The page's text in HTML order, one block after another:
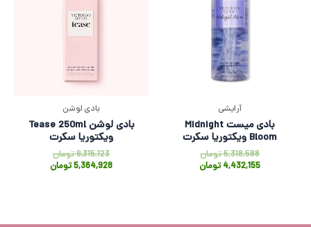
آرایشی
بادی میست Midnight
Bloom ویکتوریا سکرت
5,318,588تومان
4,432,155تومان
بادی لوشن
بادی لوشن Tease 250ml
ویکتوریا سکرت
9,315,123تومان
5,364,928تومان